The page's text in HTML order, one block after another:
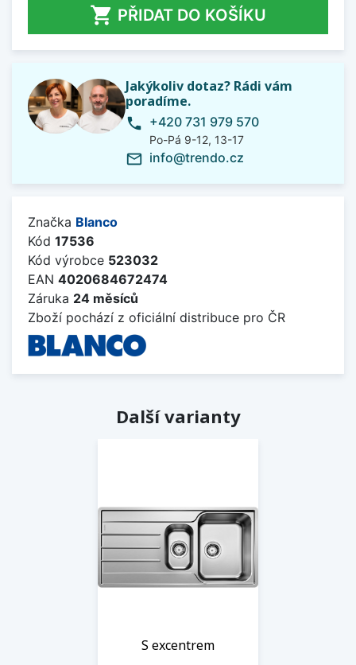
 PŘIDAT DO KOŠÍKU
Jakýkoliv dotaz? Rádi vám
poradíme.
phone +420 731 979 570
Po-Pá 9-12, 13-17
mail_outline info@trendo.cz
Značka Blanco
Kód 17536
Kód výrobce 523032
EAN 4020684672474
Záruka 24 měsíců
Zboží pochází z oficiální distribuce pro ČR
Další varianty
S excentrem